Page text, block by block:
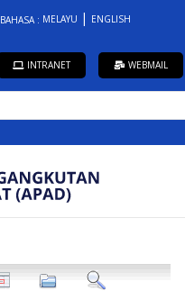
BAHASA : MELAYU ENGLISH
INTRANET WEBMAIL